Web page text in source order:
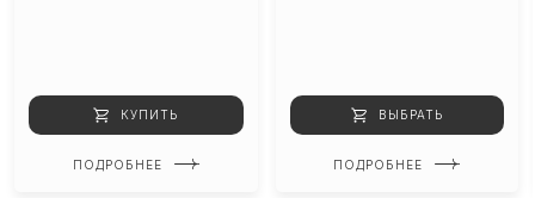
КУПИТЬ
ПОДРОБНЕЕ
ВЫБРАТЬ
ПОДРОБНЕЕ